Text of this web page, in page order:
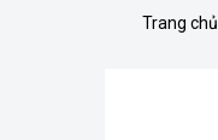
Trang chủ